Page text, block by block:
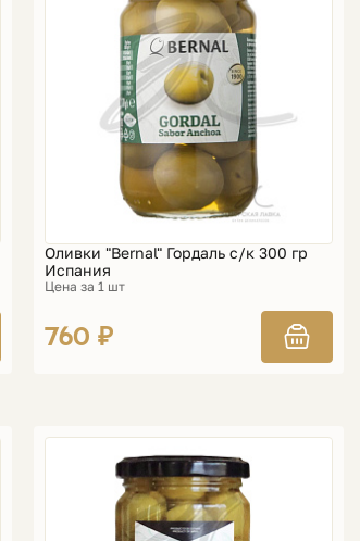
Оливки "Bernal" Гордаль с/к 300 гр
Испания
Цена за 1 шт
760 ₽